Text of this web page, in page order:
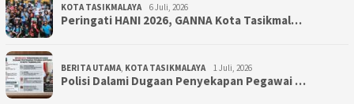
KOTA TASIKMALAYA 6 Juli, 2026
Peringati HANI 2026, GANNA Kota Tasikmal…
BERITA UTAMA, KOTA TASIKMALAYA 1 Juli, 2026
Polisi Dalami Dugaan Penyekapan Pegawai …